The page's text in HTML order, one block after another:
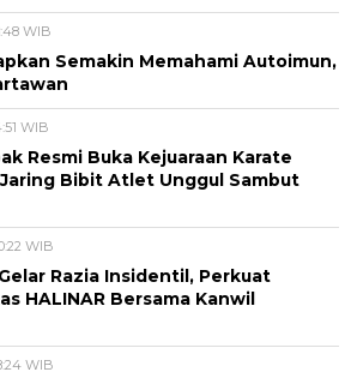
WIB
Semakin Memahami Autoimun,
WIB
Resmi Buka Kejuaraan Karate
Bibit Atlet Unggul Sambut
WIB
Razia Insidentil, Perkuat
HALINAR Bersama Kanwil
WIB